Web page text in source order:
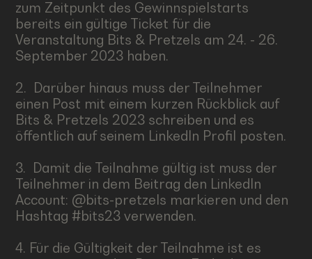
zum Zeitpunkt des Gewinnspielstarts
bereits ein gültige Ticket für die
Veranstaltung Bits & Pretzels am 24. - 26.
September 2023 haben.
2. Darüber hinaus muss der Teilnehmer
einen Post mit einem kurzen Rückblick auf
Bits & Pretzels 2023 schreiben und es
öffentlich auf seinem LinkedIn Profil posten.
3. Damit die Teilnahme gültig ist muss der
Teilnehmer in dem Beitrag den LinkedIn
Account: @bits-pretzels markieren und den
Hashtag #bits23 verwenden.
4. Für die Gültigkeit der Teilnahme ist es